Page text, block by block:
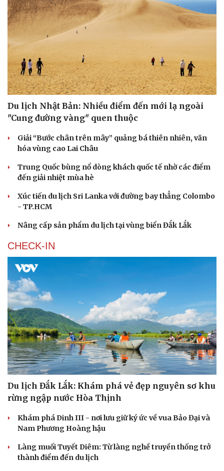
Âm nhạc
Di sản
Sao Việt
Du lịch Nhật Bản: Nhiều điểm đến mới lạ ngoài
"Cung đường vàng" quen thuộc
Giải “Bước chân trên mây” quảng bá thiên nhiên, văn
hóa vùng cao Lai Châu
Trung Quốc bùng nổ dòng khách quốc tế nhờ các điểm
đến giải nhiệt mùa hè
Xúc tiến du lịch Sri Lanka với đường bay thẳng Colombo
- TP.HCM
Nâng cấp sản phẩm du lịch tại vùng biển Đắk Lắk
CHECK-IN
Du lịch Đắk Lắk: Khám phá vẻ đẹp nguyên sơ khu
rừng ngập nước Hòa Thịnh
Khám phá Dinh III - nơi lưu giữ ký ức về vua Bảo Đại và
Nam Phương Hoàng hậu
Làng muối Tuyết Diêm: Từ làng nghề truyền thống trở
thành điểm đến du lịch